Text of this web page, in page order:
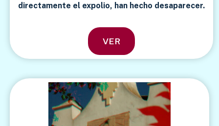
directamente el expolio, han hecho desaparecer.
VER